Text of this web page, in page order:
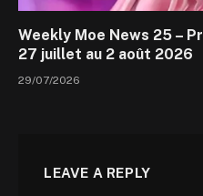
Weekly Moe News 25 –
27 juillet au 2 août 2026
29/07/2026
LEAVE A REPLY